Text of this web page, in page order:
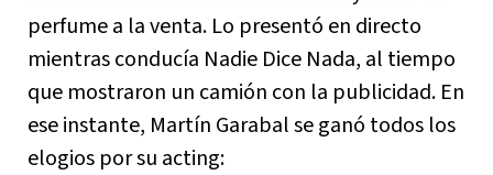
perfume a la venta. Lo presentó en directo
mientras conducía Nadie Dice Nada, al tiempo
que mostraron un camión con la publicidad. En
ese instante, Martín Garabal se ganó todos los
elogios por su acting: